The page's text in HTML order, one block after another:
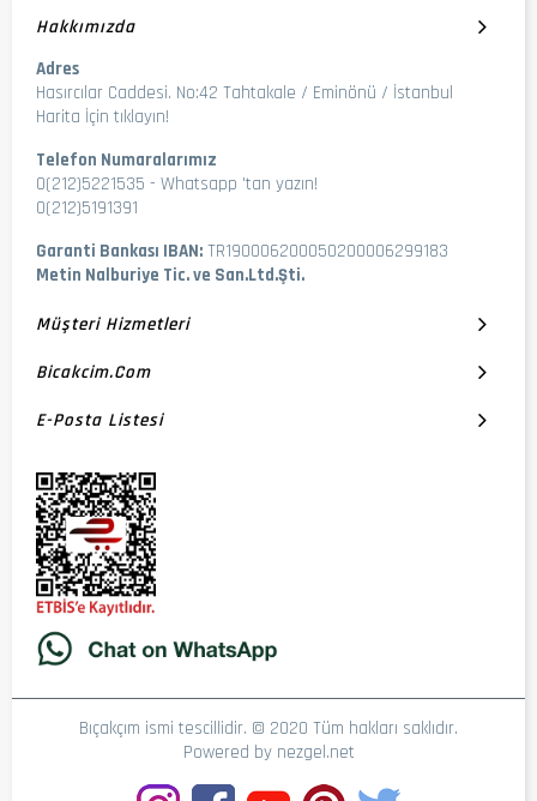
Hakkımızda
Adres
Hasırcılar Caddesi. No:42 Tahtakale / Eminönü / İstanbul
Harita İçin tıklayın!
Telefon Numaralarımız
0(212)5221535 - Whatsapp 'tan yazın!
0(212)5191391
Garanti Bankası IBAN: TR190006200050200006299183
Metin Nalburiye Tic. ve San.Ltd.Şti.
Müşteri Hizmetleri
Bicakcim.com
E-Posta Listesi
Bıçakçım ismi tescillidir. © 2020 Tüm hakları saklıdır.
Powered by nezgel.net